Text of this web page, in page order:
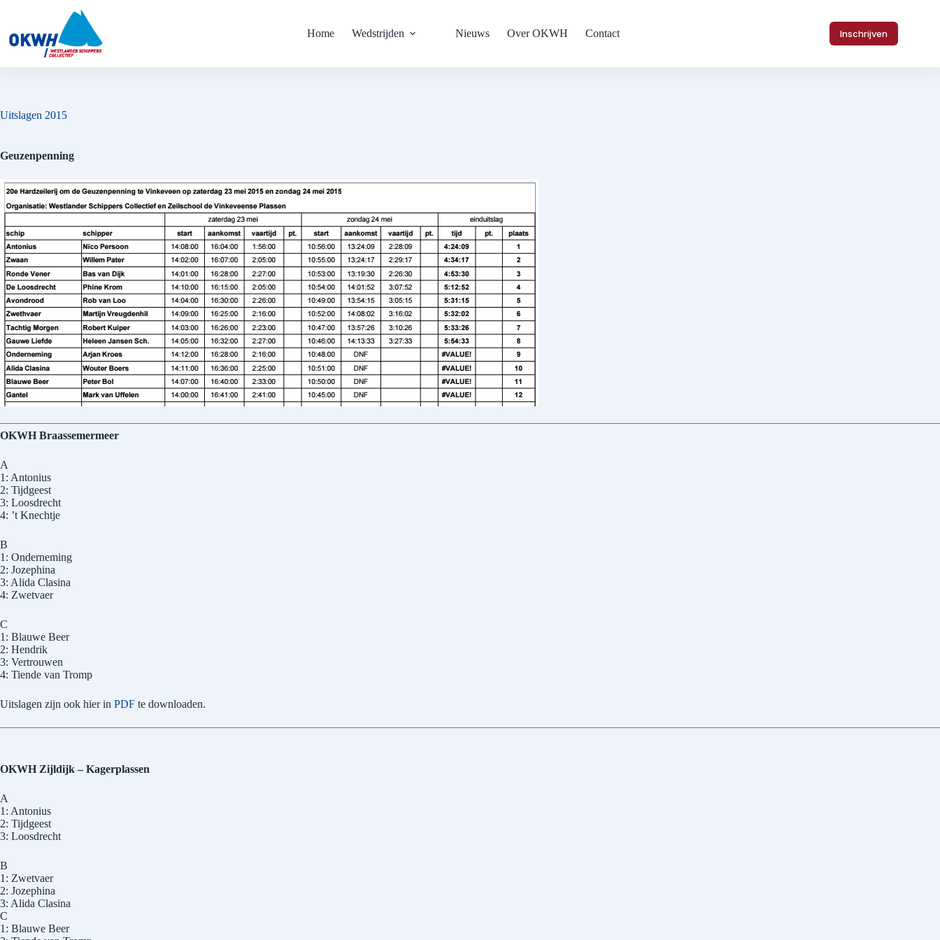
inhoud
Home Wedstrijden Nieuws Over OKWH Contact Inschrijven
Uitslagen 2015
Geuzenpenning
OKWH Braassemermeer
A
1: Antonius
2: Tijdgeest
3: Loosdrecht
4: ’t Knechtje
B
1: Onderneming
2: Jozephina
3: Alida Clasina
4: Zwetvaer
C
1: Blauwe Beer
2: Hendrik
3: Vertrouwen
4: Tiende van Tromp
Uitslagen zijn ook hier in PDF te downloaden.
OKWH Zijldijk – Kagerplassen
A
1: Antonius
2: Tijdgeest
3: Loosdrecht
B
1: Zwetvaer
2: Jozephina
3: Alida Clasina
C
1: Blauwe Beer